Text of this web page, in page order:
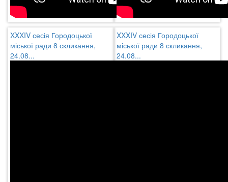
XXXIV сесія Городоцької
міської ради 8 скликання,
24.08...
XXXIV сесія Городоцької
міської ради 8 скликання,
24.08...